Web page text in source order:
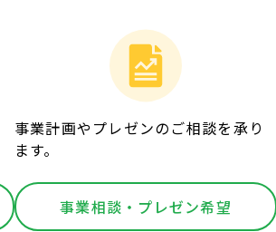
事業計画やプレゼンのご相談を承り
ます。
事業相談・プレゼン希望